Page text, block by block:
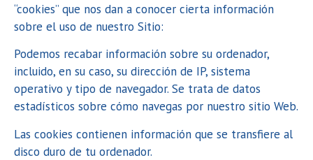
“cookies” que nos dan a conocer cierta información
sobre el uso de nuestro Sitio:
Podemos recabar información sobre su ordenador,
incluido, en su caso, su dirección de IP, sistema
operativo y tipo de navegador. Se trata de datos
estadísticos sobre cómo navegas por nuestro sitio Web.
Las cookies contienen información que se transfiere al
disco duro de tu ordenador.